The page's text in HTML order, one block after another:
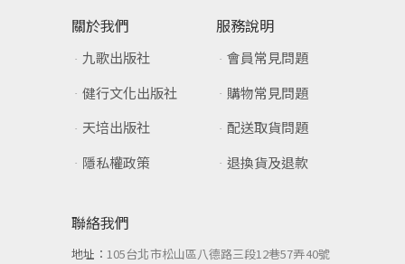
關於我們
九歌出版社
健行文化出版社
天培出版社
隱私權政策
服務說明
會員常見問題
購物常見問題
配送取貨問題
退換貨及退款
聯絡我們
地址：105台北市松山區八德路三段12巷57弄40號